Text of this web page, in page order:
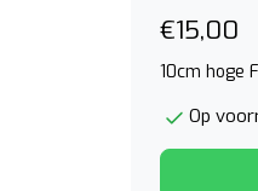
€15,00
10cm hoge
Op